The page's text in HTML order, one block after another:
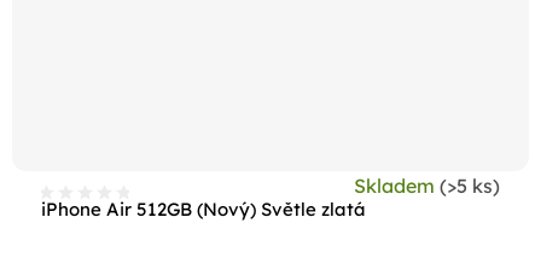
iPhone Air 512GB (Nový) Světle zlatá
Skladem (>5 ks)